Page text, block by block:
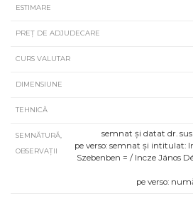
ESTIMARE
PREȚ DE ADJUDECARE
CURS VALUTAR
DIMENSIUNE
TEHNICĂ
SEMNĂTURĂ,
OBSERVAȚII
semnat și datat dr. sus
pe verso: semnat și intitulat:
Szebenben = / Incze János
pe verso: